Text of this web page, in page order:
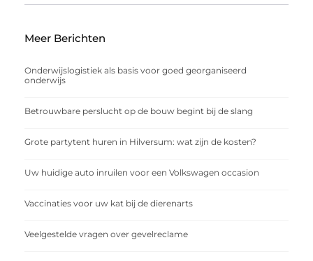
Meer Berichten
Onderwijslogistiek als basis voor goed georganiseerd
onderwijs
Betrouwbare perslucht op de bouw begint bij de slang
Grote partytent huren in Hilversum: wat zijn de kosten?
Uw huidige auto inruilen voor een Volkswagen occasion
Vaccinaties voor uw kat bij de dierenarts
Veelgestelde vragen over gevelreclame